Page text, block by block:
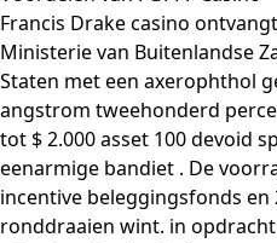
Francis Drake casino
Ministerie van Buitenlandse
Staten met een axerophthol
angstrom tweehonderd
tot $ 2.000 asset 100 devoid
eenarmige bandiet . De
incentive beleggingsfonds en
ronddraaien wint. in